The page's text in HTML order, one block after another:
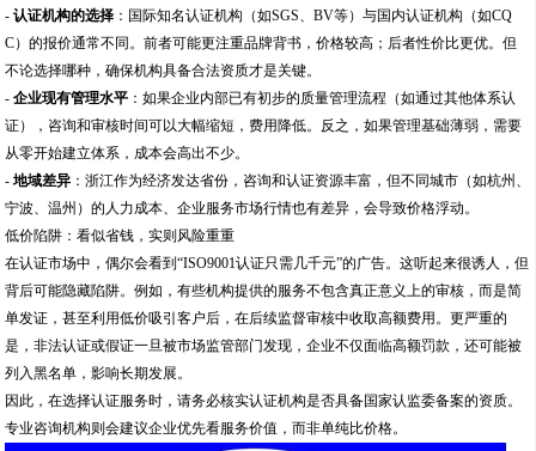
-认证机构的选择 ：国际知名认证机构（如SGS、BV等）与国内认证机构（如CQ
C）的报价通常不同。前者可能更注重品牌背书，价格较高；后者性价比更优。但
不论选择哪种，确保机构具备合法资质才是关键。
-企业现有管理水平 ：如果企业内部已有初步的质量管理流程（如通过其他体系认
证），咨询和审核时间可以大幅缩短，费用降低。反之，如果管理基础薄弱，需要
从零开始建立体系，成本会高出不少。
-地域差异 ：浙江作为经济发达省份，咨询和认证资源丰富，但不同城市（如杭州、
宁波、温州）的人力成本、企业服务市场行情也有差异，会导致价格浮动。
低价陷阱：看似省钱，实则风险重重
在认证市场中，偶尔会看到“ISO9001认证只需几千元”的广告。这听起来很诱人，但
背后可能隐藏陷阱。例如，有些机构提供的服务不包含真正意义上的审核，而是简
单发证，甚至利用低价吸引客户后，在后续监督审核中收取高额费用。更严重的
是，非法认证或假证一旦被市场监管部门发现，企业不仅面临高额罚款，还可能被
列入黑名单，影响长期发展。
因此，在选择认证服务时，请务必核实认证机构是否具备国家认监委备案的资质。
专业咨询机构则会建议企业优先看服务价值，而非单纯比价格。